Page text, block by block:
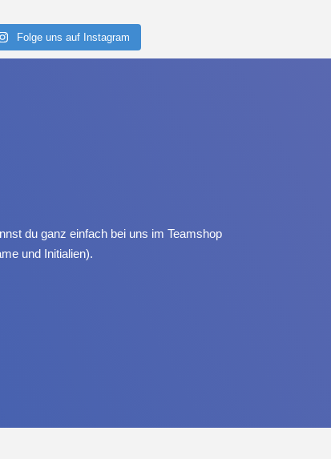
Folge uns auf Instagram
du ganz einfach bei uns im Teamshop
und Initialien).